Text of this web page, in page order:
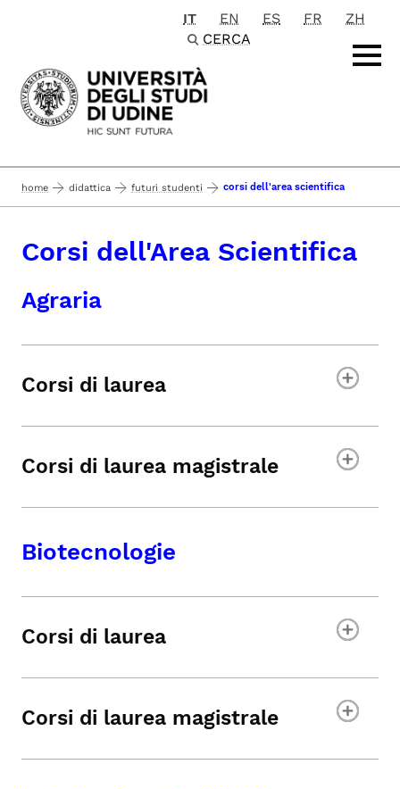
Passa al contenuto principale
IT EN ES FR
ZH
CERCA
home didattica futuri studenti corsi dell'area scientifica
Corsi dell'Area Scientifica
Agraria
Corsi di laurea
Corsi di laurea magistrale
Biotecnologie
Corsi di laurea
Corsi di laurea magistrale